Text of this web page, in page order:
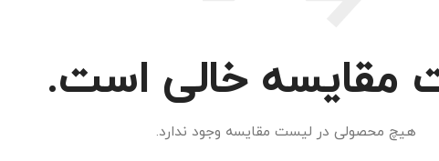
مقایسه خالی است.
هیچ محصولی در لیست مقایسه وجود ندارد.